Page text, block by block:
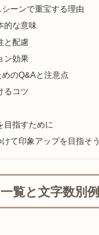
ーンで重宝する理由
的な意味
と配慮
ン効果
めのQ&Aと注意点
るコツ
目指すために
て印象アップを目指そう
覧と文字数別例